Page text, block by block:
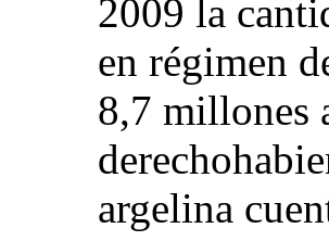
2009 la
en régimen
8,7 millones
argelina